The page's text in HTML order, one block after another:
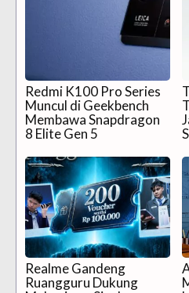
Redmi K100 Pro Series
Muncul di Geekbench
Membawa Snapdragon
8 Elite Gen 5
Realme Gandeng
Ruangguru Dukung